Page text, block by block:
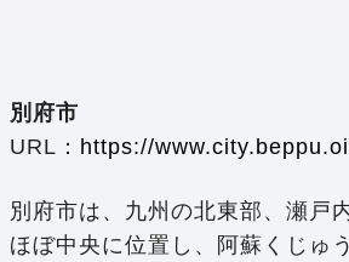
別府市
URL： https://
別府市は、九州の北東部、瀬戸
ほぼ中央に位置し、阿蘇くじゅ